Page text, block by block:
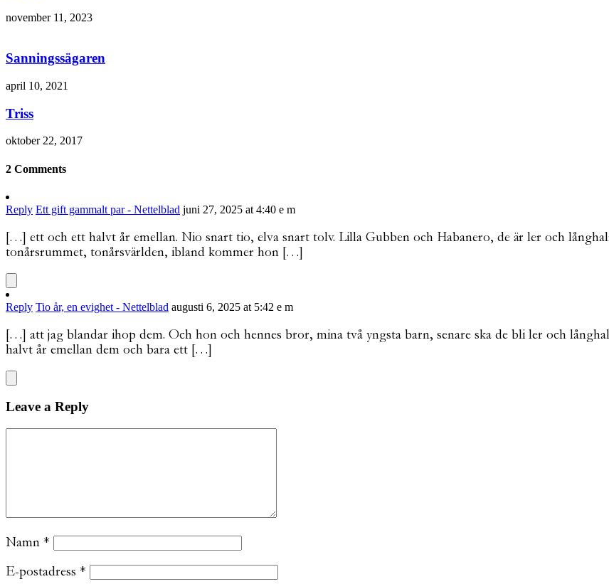
november 11, 2023
Sanningssägaren
april 10, 2021
Triss
oktober 22, 2017
2 Comments
Reply Ett gift gammalt par - Nettelblad juni 27, 2025 at 4:40 e m
[…] ett och ett halvt år emellan. Nio snart tio, elva snart tolv. Lilla Gubben och Habanero, de är ler och
tonårsrummet, tonårsvärlden, ibland kommer hon […]
Reply Tio år, en evighet - Nettelblad augusti 6, 2025 at 5:42 e m
[…] att jag blandar ihop dem. Och hon och hennes bror, mina två yngsta barn, senare ska de bli ler och
halvt år emellan dem och bara ett […]
Leave a Reply
Namn *
E-postadress *